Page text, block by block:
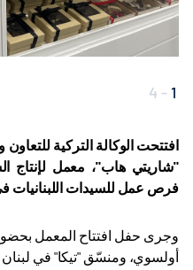
1
-
4
افتتحت الوكالة التركية
"شاريتي هاب"، معمل لإنتاج
فرص عمل للسيدات اللبنانيات
وجرى حفل افتتاح المعمل
أولسوي، ومنسّق "تيكا" في